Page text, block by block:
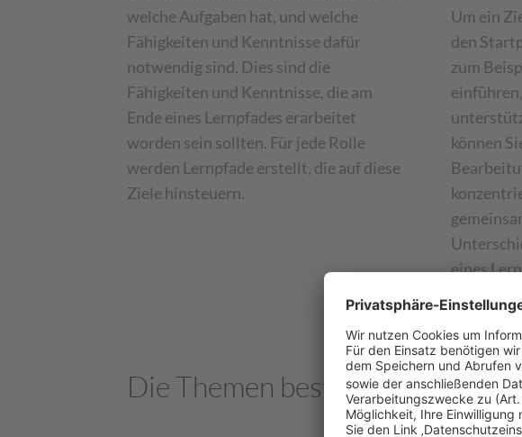
welche Aufgaben hat, und welche
Fähigkeiten und Kenntnisse dafür
notwendig sind. Dies sind die
Fähigkeiten und Kenntnisse, die am
Ende eines Lernpfades erarbeitet
worden sein sollten. Für jede Rolle
werden Lernpfade erstellt, die auf diese
Ziele hinsteuern.
Um ein
den
zum
können
eines
Die Themen bestimmen die